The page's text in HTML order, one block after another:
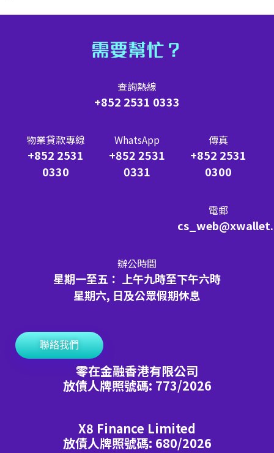
需要幫忙？
查詢熱線
+852 2531 0333
物業貸款專線
+852 2531
0330
WhatsApp
+852 2531
0331
傳真
+852 2531
0300
電郵
辦公時間
星期一至五： 上午九時至下午六時
星期六, 日及公眾假期休息
聯絡我們
零在金融香港有限公司
放債人牌照號碼: 773/2026
X8 Finance Limited
放債人牌照號碼: 680/2026